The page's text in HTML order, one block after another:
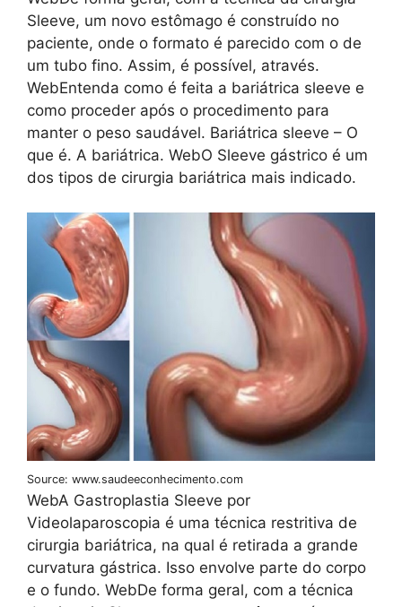
Sleeve, um novo estômago é construído no
paciente, onde o formato é parecido com o de
um tubo fino. Assim, é possível, através.
WebEntenda como é feita a bariátrica sleeve e
como proceder após o procedimento para
manter o peso saudável. Bariátrica sleeve – O
que é. A bariátrica. WebO Sleeve gástrico é um
dos tipos de cirurgia bariátrica mais indicado.
Source: www.saudeeconhecimento.com
WebA Gastroplastia Sleeve por
Videolaparoscopia é uma técnica restritiva de
cirurgia bariátrica, na qual é retirada a grande
curvatura gástrica. Isso envolve parte do corpo
e o fundo. WebDe forma geral, com a técnica